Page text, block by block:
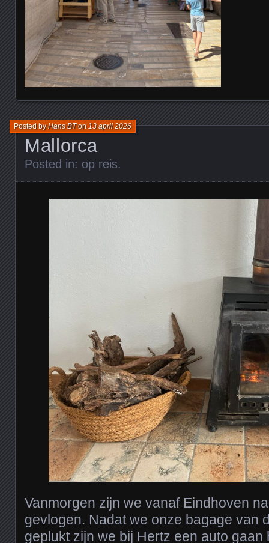
Mallorca
Posted byHans BTon 13 april 2026
Posted in: op reis.
Vanmorgen zijn we vanaf Eindhoven
gevlogen. Nadat we onze bagage van
geplukt zijn we bij Hertz een auto gaan